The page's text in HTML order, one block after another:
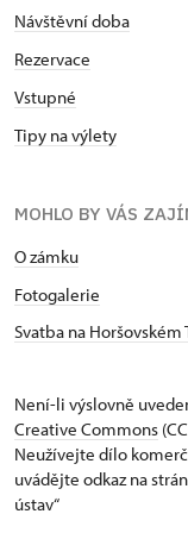
Návštěvní doba
Rezervace
Vstupné
Tipy na výlety
MOHLO BY VÁS
O zámku
Fotogalerie
Svatba na Horšovském
Není-li výslovně
Creative Commons
Neužívejte dílo
uvádějte odkaz na
ústav“